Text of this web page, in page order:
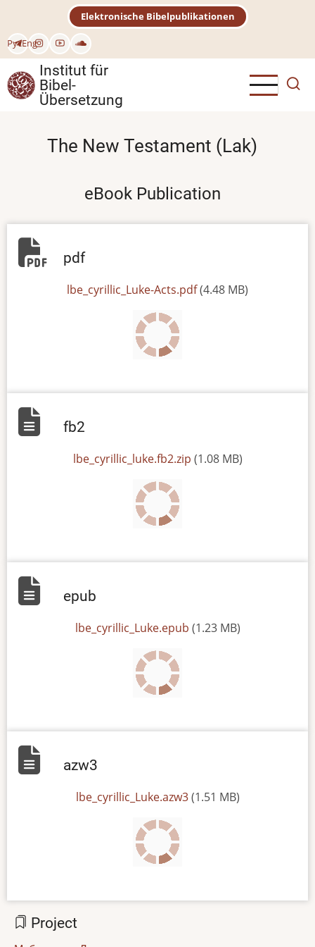
Inhalt
РусEng
Elektronische Bibelpublikationen
Institut für
Bibel-
Übersetzung
The New Testament (Lak)
eBook Publication
pdf
lbe_cyrillic_Luke-Acts.pdf(4.48 MB)
fb2
lbe_cyrillic_luke.fb2.zip (1.08 MB)
epub
lbe_cyrillic_Luke.epub (1.23 MB)
azw3
lbe_cyrillic_Luke.azw3 (1.51 MB)
Project